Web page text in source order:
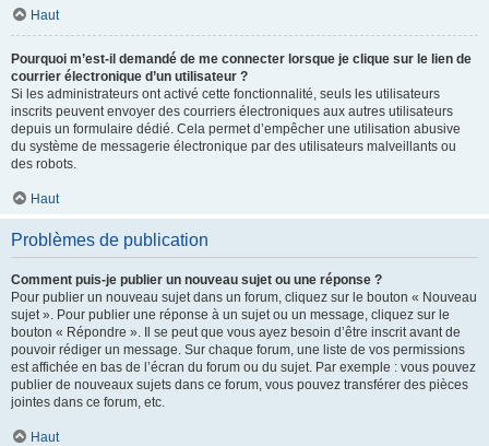
Haut
Pourquoi m’est-il demandé de me connecter lorsque je clique sur le lien de
courrier électronique d’un utilisateur ?
Si les administrateurs ont activé cette fonctionnalité, seuls les utilisateurs
inscrits peuvent envoyer des courriers électroniques aux autres utilisateurs
depuis un formulaire dédié. Cela permet d’empêcher une utilisation abusive
du système de messagerie électronique par des utilisateurs malveillants ou
des robots.
Haut
Problèmes de publication
Comment puis-je publier un nouveau sujet ou une réponse ?
Pour publier un nouveau sujet dans un forum, cliquez sur le bouton « Nouveau
sujet ». Pour publier une réponse à un sujet ou un message, cliquez sur le
bouton « Répondre ». Il se peut que vous ayez besoin d’être inscrit avant de
pouvoir rédiger un message. Sur chaque forum, une liste de vos permissions
est affichée en bas de l’écran du forum ou du sujet. Par exemple : vous pouvez
publier de nouveaux sujets dans ce forum, vous pouvez transférer des pièces
jointes dans ce forum, etc.
Haut